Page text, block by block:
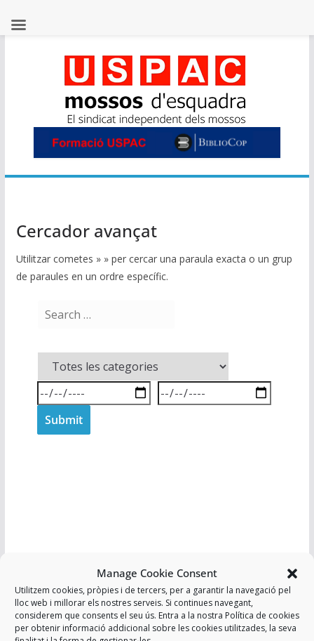
Manage Cookie Consent
Utilitzem cookies, pròpies i de tercers, per a garantir la navegació pel
lloc web i millorar els nostres serveis. Si continues navegant,
considerem que consents el seu ús. Entra a la nostra Política de cookies
per obtenir informació addicional sobre les cookies utilitzades, la seva
Cercador avançat
Utilitzar cometes » » per cercar una paraula exacta o un grup
de paraules en un ordre específic.
USPAC